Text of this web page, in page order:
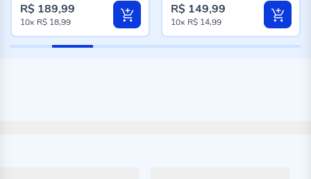
R$ 189,99
10x R$ 18,99
R$ 149,99
10x R$ 14,99